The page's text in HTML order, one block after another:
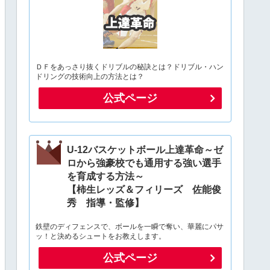
ＤＦをあっさり抜くドリブルの秘訣とは？ドリブル・ハン
ドリングの技術向上の方法とは？
公式ページ
U-12バスケットボール上達革命～ゼ
ロから強豪校でも通用する強い選手
を育成する方法～
【柿生レッズ＆フィリーズ 佐能俊
秀 指導・監修】
鉄壁のディフェンスで、ボールを一瞬で奪い、華麗にパサ
ッ！と決めるシュートをお教えします。
公式ページ